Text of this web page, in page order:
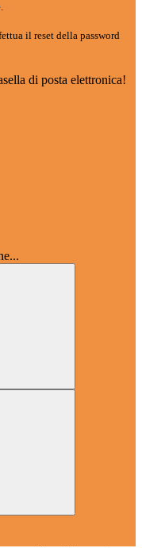
il reset della password
di posta elettronica!